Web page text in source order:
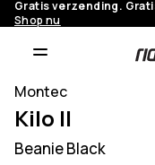
Gratis verzending.
Shop nu
Montec
Kilo II
Beanie Black